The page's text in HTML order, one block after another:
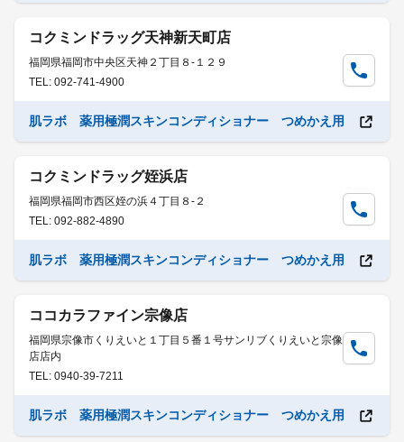
コクミンドラッグ天神新天町店
福岡県福岡市中央区天神２丁目８-１２９
TEL: 092-741-4900
肌ラボ 薬用極潤スキンコンディショナー つめかえ用
コクミンドラッグ姪浜店
福岡県福岡市西区姪の浜４丁目８-２
TEL: 092-882-4890
肌ラボ 薬用極潤スキンコンディショナー つめかえ用
ココカラファイン宗像店
福岡県宗像市くりえいと１丁目５番１号サンリブくりえいと宗像
店店内
TEL: 0940-39-7211
肌ラボ 薬用極潤スキンコンディショナー つめかえ用